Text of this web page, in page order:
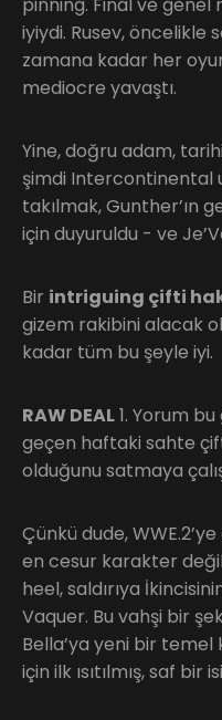
iyiydi. Rusev, öncelikle
zamana kadar her
mediocre yavaştı.
Yine, doğru adam,
şimdi Intercontinental
takılmak, Gunther’ın
için duyuruldu - ve
Bir intriguing çifti
gizem rakibini alacak
kadar tüm bu şeyle iyi.
RAW DEAL1. Yorum
geçen haftaki sahte
olduğunu satmaya
Çünkü dude,
en cesur karakter
heel, saldırıya
Vaquer. Bu vahşi bir
Bella’ya yeni bir
için ilk ısıtılmış, saf bir